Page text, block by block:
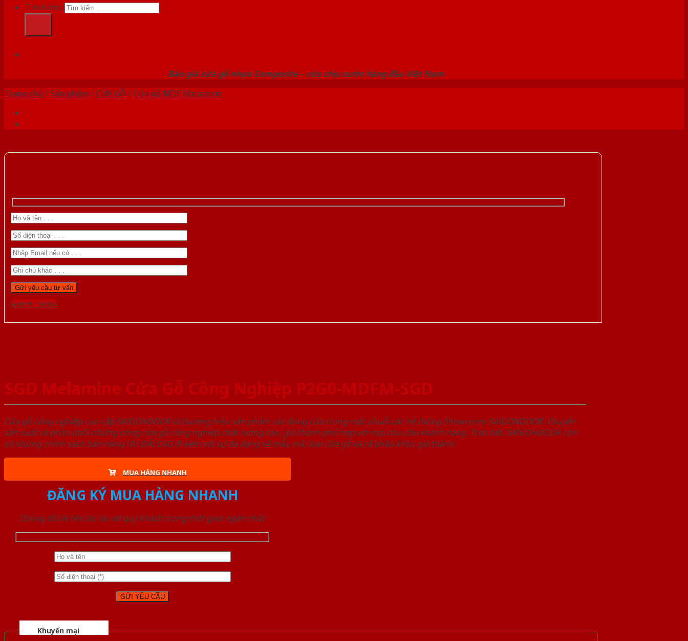
Tìm kiếm:
Báo giá cửa gỗ nhựa Composite – cửa chịu nước hàng đầu Việt Nam
Trang chủ /Sản phẩm /CỬA GỖ /Cửa gỗ MDF Melamine
Gọi 0976.169.864
SGD Melamine Cửa Gỗ Công Nghiệp P2G0-MDFM-SGD
Cửa gỗ công nghiệp cao cấp SAIGONDOOR là thương hiệu sản phẩm các dòng cửa trong một chuỗi các hệ thống Showroom SAIGONDOOR. Chuyên
sản xuất và phân phối những dòng cửa gỗ công nghiệp chất lượng cao, giá thành phù hợp với mọi nhu cầu khách hàng. Trên hết, SAIGONDOOR còn
có những chính sách bán hàng ƯU ĐÃI CAO đi kèm với sự đa dạng về mẫu mã, loại cửa gỗ và cả phân khúc giá thành.
MUA HÀNG NHANH
ĐĂNG KÝ MUA HÀNG NHANH
Chúng tôi sẽ liên lạc lại với quý khách trong thời gian ngắn nhất
Khuyến mại